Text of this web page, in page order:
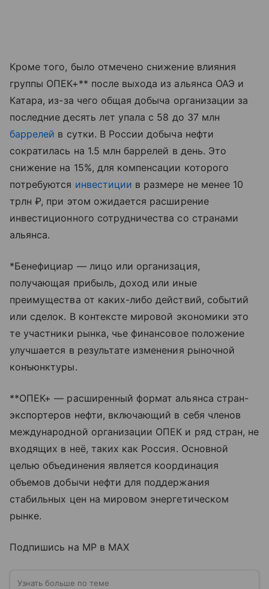
Кроме того, было отмечено снижение влияния
группы ОПЕК+** после выхода из альянса ОАЭ и
Катара, из-за чего общая добыча организации за
последние десять лет упала с 58 до 37 млн
баррелей в сутки. В России добыча нефти
сократилась на 1.5 млн баррелей в день. Это
снижение на 15%, для компенсации которого
потребуются инвестиции в размере не менее 10
трлн ₽, при этом ожидается расширение
инвестиционного сотрудничества со странами
альянса.
*Бенефициар — лицо или организация,
получающая прибыль, доход или иные
преимущества от каких-либо действий, событий
или сделок. В контексте мировой экономики это
те участники рынка, чье финансовое положение
улучшается в результате изменения рыночной
конъюнктуры.
**ОПЕК+ — расширенный формат альянса стран-
экспортеров нефти, включающий в себя членов
международной организации ОПЕК и ряд стран, не
входящих в неё, таких как Россия. Основной
целью объединения является координация
объемов добычи нефти для поддержания
стабильных цен на мировом энергетическом
рынке.
Подпишись на MP в MAX
Узнать больше по теме